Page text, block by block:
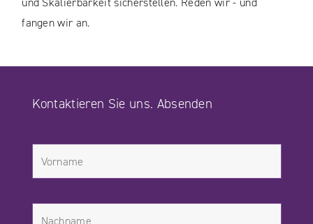
fangen wir an.
Kontaktieren Sie uns. Absenden